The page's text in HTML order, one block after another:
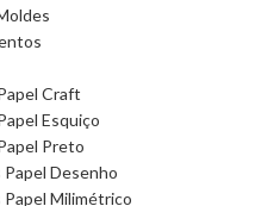
Craft
Esquiço
Preto
Papel Desenho
Papel Milimétrico